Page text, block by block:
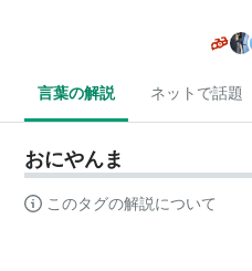
言葉の解説 ネットで話題
おにやんま
このタグの解説について